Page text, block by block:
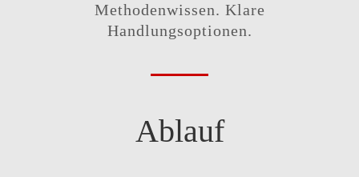
Methodenwissen. Klare
Handlungsoptionen.
Ablauf